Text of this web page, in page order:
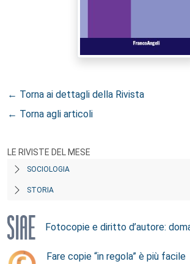
← Torna ai dettagli della Rivista
← Torna agli articoli
LE RIVISTE DEL MESE
SOCIOLOGIA
STORIA
Fotocopie e diritto d’autore:
Fare copie “in regola” è più facile